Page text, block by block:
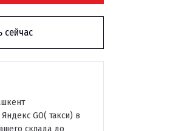
сейчас
GO( такси) в
склада до